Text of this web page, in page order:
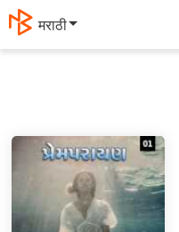
मराठी